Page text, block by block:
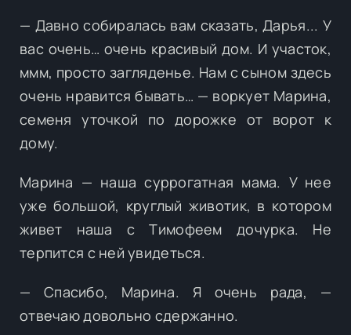
— Давно собиралась вам сказать, Дарья... У
вас очень… очень красивый дом. И участок,
ммм, просто загляденье. Нам с сыном здесь
очень нравится бывать… — воркует Марина,
семеня уточкой по дорожке от ворот к
дому.
Марина — наша суррогатная мама. У нее
уже большой, круглый животик, в котором
живет наша с Тимофеем дочурка. Не
терпится с ней увидеться.
— Спасибо, Марина. Я очень рада, —
отвечаю довольно сдержанно.